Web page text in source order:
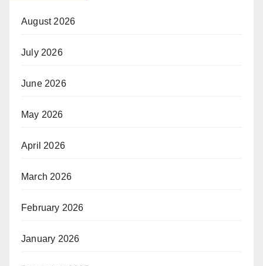
August 2026
July 2026
June 2026
May 2026
April 2026
March 2026
February 2026
January 2026